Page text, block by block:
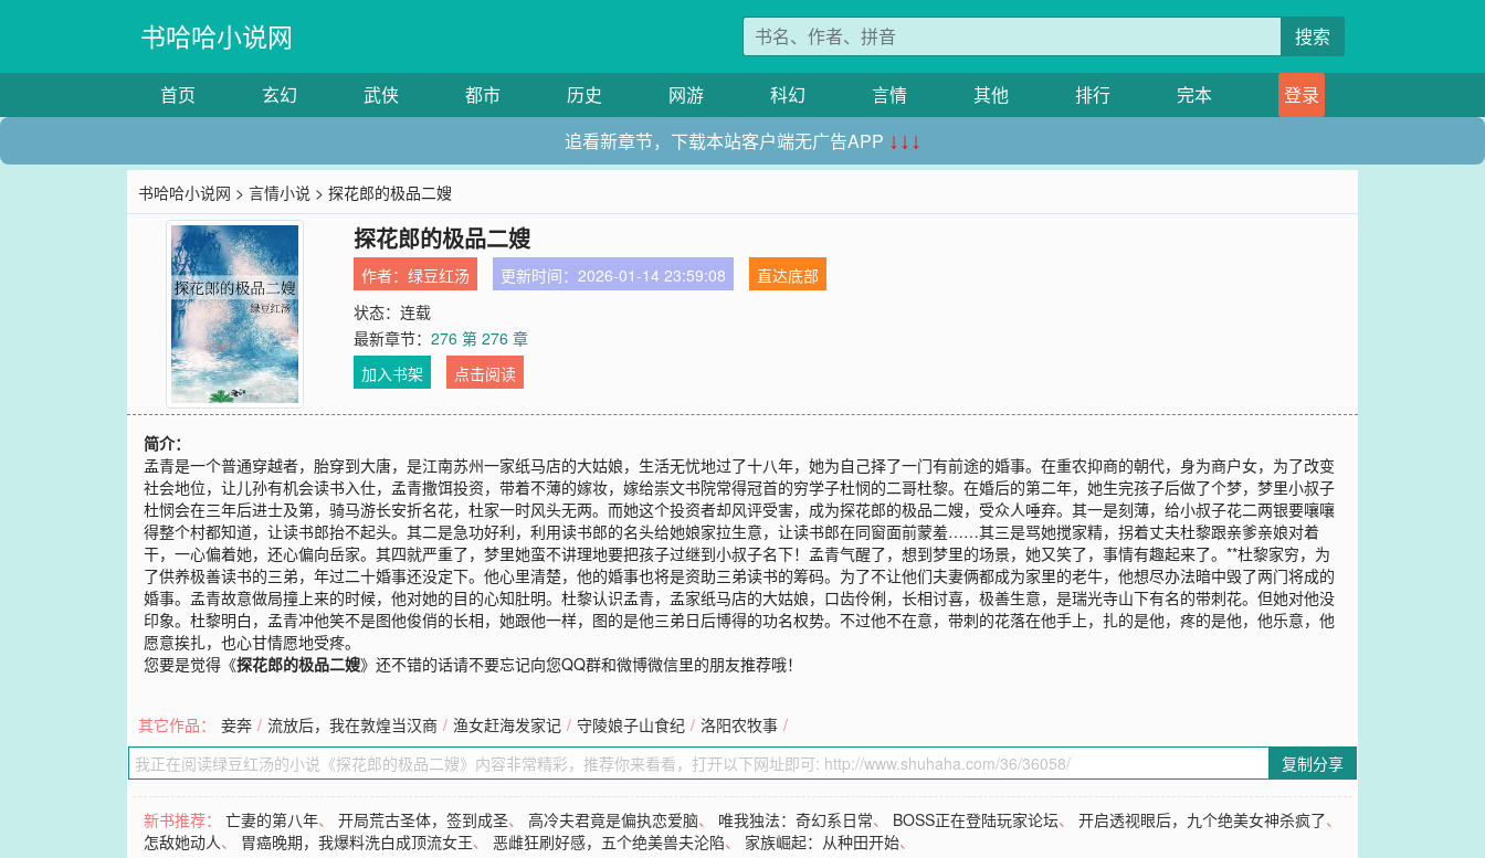
书哈哈小说网 搜索
首页 玄幻 武侠 都市 历史 网游 科幻 言情 其他 排行 完本
登录
追看新章节，下载本站客户端无广告APP ↓↓↓
书哈哈小说网 >言情小说 > 探花郎的极品二嫂
探花郎的极品二嫂
作者：绿豆红汤 更新时间：2026-01-14 23:59:08
直达底部
状态：连载
最新章节：276 第 276 章
加入书架
点击阅读
简介：
孟青是一个普通穿越者，胎穿到大唐，是江南苏州一家纸马店的大姑娘，生活无忧地过了十八年，她为自己择了一门有前途的婚事。在重农抑商的朝代，身为商户女，为了改变
社会地位，让儿孙有机会读书入仕，孟青撒饵投资，带着不薄的嫁妆，嫁给崇文书院常得冠首的穷学子杜悯的二哥杜黎。在婚后的第二年，她生完孩子后做了个梦，梦里小叔子
杜悯会在三年后进士及第，骑马游长安折名花，杜家一时风头无两。而她这个投资者却风评受害，成为探花郎的极品二嫂，受众人唾弃。其一是刻薄，给小叔子花二两银要嚷嚷
得整个村都知道，让读书郎抬不起头。其二是急功好利，利用读书郎的名头给她娘家拉生意，让读书郎在同窗面前蒙羞……其三是骂她搅家精，拐着丈夫杜黎跟亲爹亲娘对着
干，一心偏着她，还心偏向岳家。其四就严重了，梦里她蛮不讲理地要把孩子过继到小叔子名下！孟青气醒了，想到梦里的场景，她又笑了，事情有趣起来了。**杜黎家穷，为
了供养极善读书的三弟，年过二十婚事还没定下。他心里清楚，他的婚事也将是资助三弟读书的筹码。为了不让他们夫妻俩都成为家里的老牛，他想尽办法暗中毁了两门将成的
婚事。孟青故意做局撞上来的时候，他对她的目的心知肚明。杜黎认识孟青，孟家纸马店的大姑娘，口齿伶俐，长相讨喜，极善生意，是瑞光寺山下有名的带刺花。但她对他没
印象。杜黎明白，孟青冲他笑不是图他俊俏的长相，她跟他一样，图的是他三弟日后博得的功名权势。不过他不在意，带刺的花落在他手上，扎的是他，疼的是他，他乐意，他
愿意挨扎，也心甘情愿地受疼。
您要是觉得《探花郎的极品二嫂》还不错的话请不要忘记向您QQ群和微博微信里的朋友推荐哦！
其它作品： 妾奔 / 流放后，我在敦煌当汉商 / 渔女赶海发家记 / 守陵娘子山食纪 / 洛阳农牧事 /
复制分享
新书推荐：亡妻的第八年、开局荒古圣体，签到成圣、高冷夫君竟是偏执恋爱脑、 唯我独法：奇幻系日常、 BOSS正在登陆玩家论坛、开启透视眼后，九个绝美女神杀疯了、
怎敌她动人、 胃癌晚期，我爆料洗白成顶流女王、恶雌狂刷好感，五个绝美兽夫沦陷、 家族崛起：从种田开始、